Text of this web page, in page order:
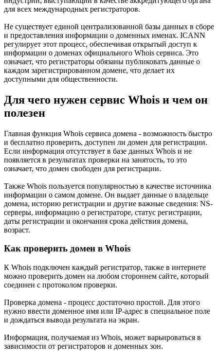
для всех международных регистраторов.
Не существует единой централизованной базы данных в сборе
и предоставления информации о доменных именах. ICANN
регулирует этот процесс, обеспечивая открытый доступ к
информации о доменах официального Whois сервиса. Это
означает, что регистраторы обязаны публиковать данные о
каждом зарегистрированном домене, что делает их
доступными для общественности.
Для чего нужен сервис Whois и чем он
полезен
Главная функция Whois сервиса домена - возможность быстро
и бесплатно проверить, доступен ли домен для регистрации.
Если информация отсутствует в базе данных Whois и не
появляется в результатах проверки на занятость, то это
означает, что домен свободен для регистрации.
Также Whois пользуется популярностью в качестве источника
информации о самом домене. Он выдает данные о владельце
домена, историю регистрации и другие важные сведения: NS-
серверы, информацию о регистраторе, статус регистрации,
даты регистрации и окончания срока действия домена,
возраст.
Как проверить домен в Whois
К Whois подключен каждый регистратор, также в интернете
можно проверить домен на любом стороннем сайте, который
соединен с протоколом проверки.
Проверка домена - процесс достаточно простой. Для этого
нужно ввести доменное имя или IP-адрес в специальное поле
и дождаться вывода результата на экран.
Информация, получаемая из Whois, может варьироваться в
зависимости от регистраторов и доменных зон.